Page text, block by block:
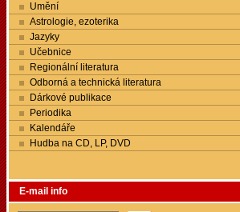
Umění
Astrologie, ezoterika
Jazyky
Učebnice
Regionální literatura
Odborná a technická literatura
Dárkové publikace
Periodika
Kalendáře
Hudba na CD, LP, DVD
E-mail info